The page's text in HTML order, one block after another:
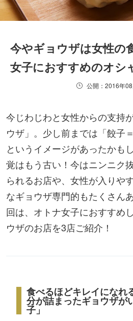
今やギョウザは女性の
女子におすすめのオシ
公開：2016年
今じわじわと女性からの支持
ウザ」。少し前までは「餃子
というイメージがあったかも
覚はもう古い！今はニンニク
られるお店や、女性が入りや
なギョウザ専門的もたくさん
回は、オトナ女子におすすめ
ウザのお店を3店ご紹介！
食べるほどキレイになれ
分が詰まったギョウザが
子」